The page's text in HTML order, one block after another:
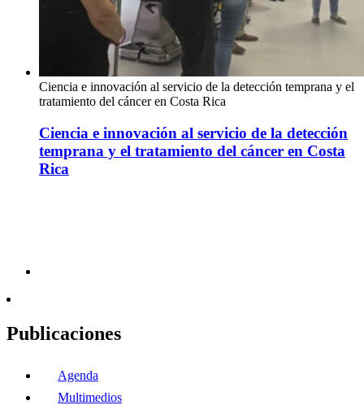
Ciencia e innovación al servicio de la detección temprana y el
tratamiento del cáncer en Costa Rica
Ciencia e innovación al servicio de la detección
temprana y el tratamiento del cáncer en Costa
Rica
Publicaciones
Agenda
Multimedios